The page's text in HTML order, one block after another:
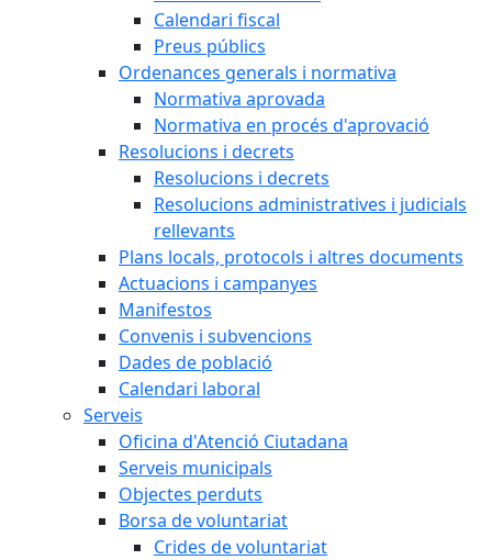
Calendari fiscal
Preus públics
Ordenances generals i normativa
Normativa aprovada
Normativa en procés d'aprovació
Resolucions i decrets
Resolucions i decrets
Resolucions administratives i judicials
rellevants
Plans locals, protocols i altres documents
Actuacions i campanyes
Manifestos
Convenis i subvencions
Dades de població
Calendari laboral
Serveis
Oficina d'Atenció Ciutadana
Serveis municipals
Objectes perduts
Borsa de voluntariat
Crides de voluntariat